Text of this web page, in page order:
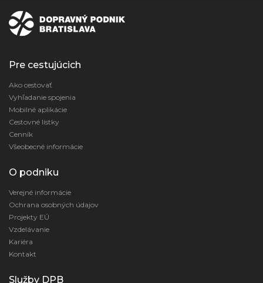
Pre cestujúcich
Ako cestovať
Vyhľadanie spojenia
Mobilné aplikácie
Cestovné lístky
Cenník
Všeobecné informácie
O podniku
Verejné informácie
Ochrana osobných údajov
Projekty EÚ
Vzdelávanie
Kariéra
Kontakt
Služby DPB